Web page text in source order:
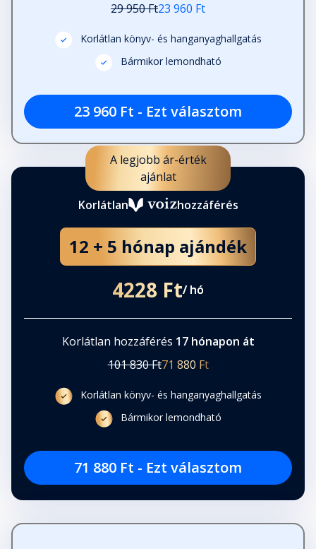
29 950 Ft23 960 Ft
Korlátlan könyv- és hanganyaghallgatás
Bármikor lemondható
23 960 Ft - Ezt választom
A legjobb ár-érték
ajánlat
Korlátlan
hozzáférés
12 + 5 hónap ajándék
4228 Ft/ hó
Korlátlan hozzáférés 17 hónapon át
101 830 Ft71 880 Ft
Korlátlan könyv- és hanganyaghallgatás
Bármikor lemondható
71 880 Ft - Ezt választom